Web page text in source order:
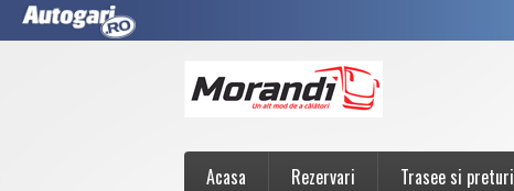
Acasa Rezervari Trasee si preturi